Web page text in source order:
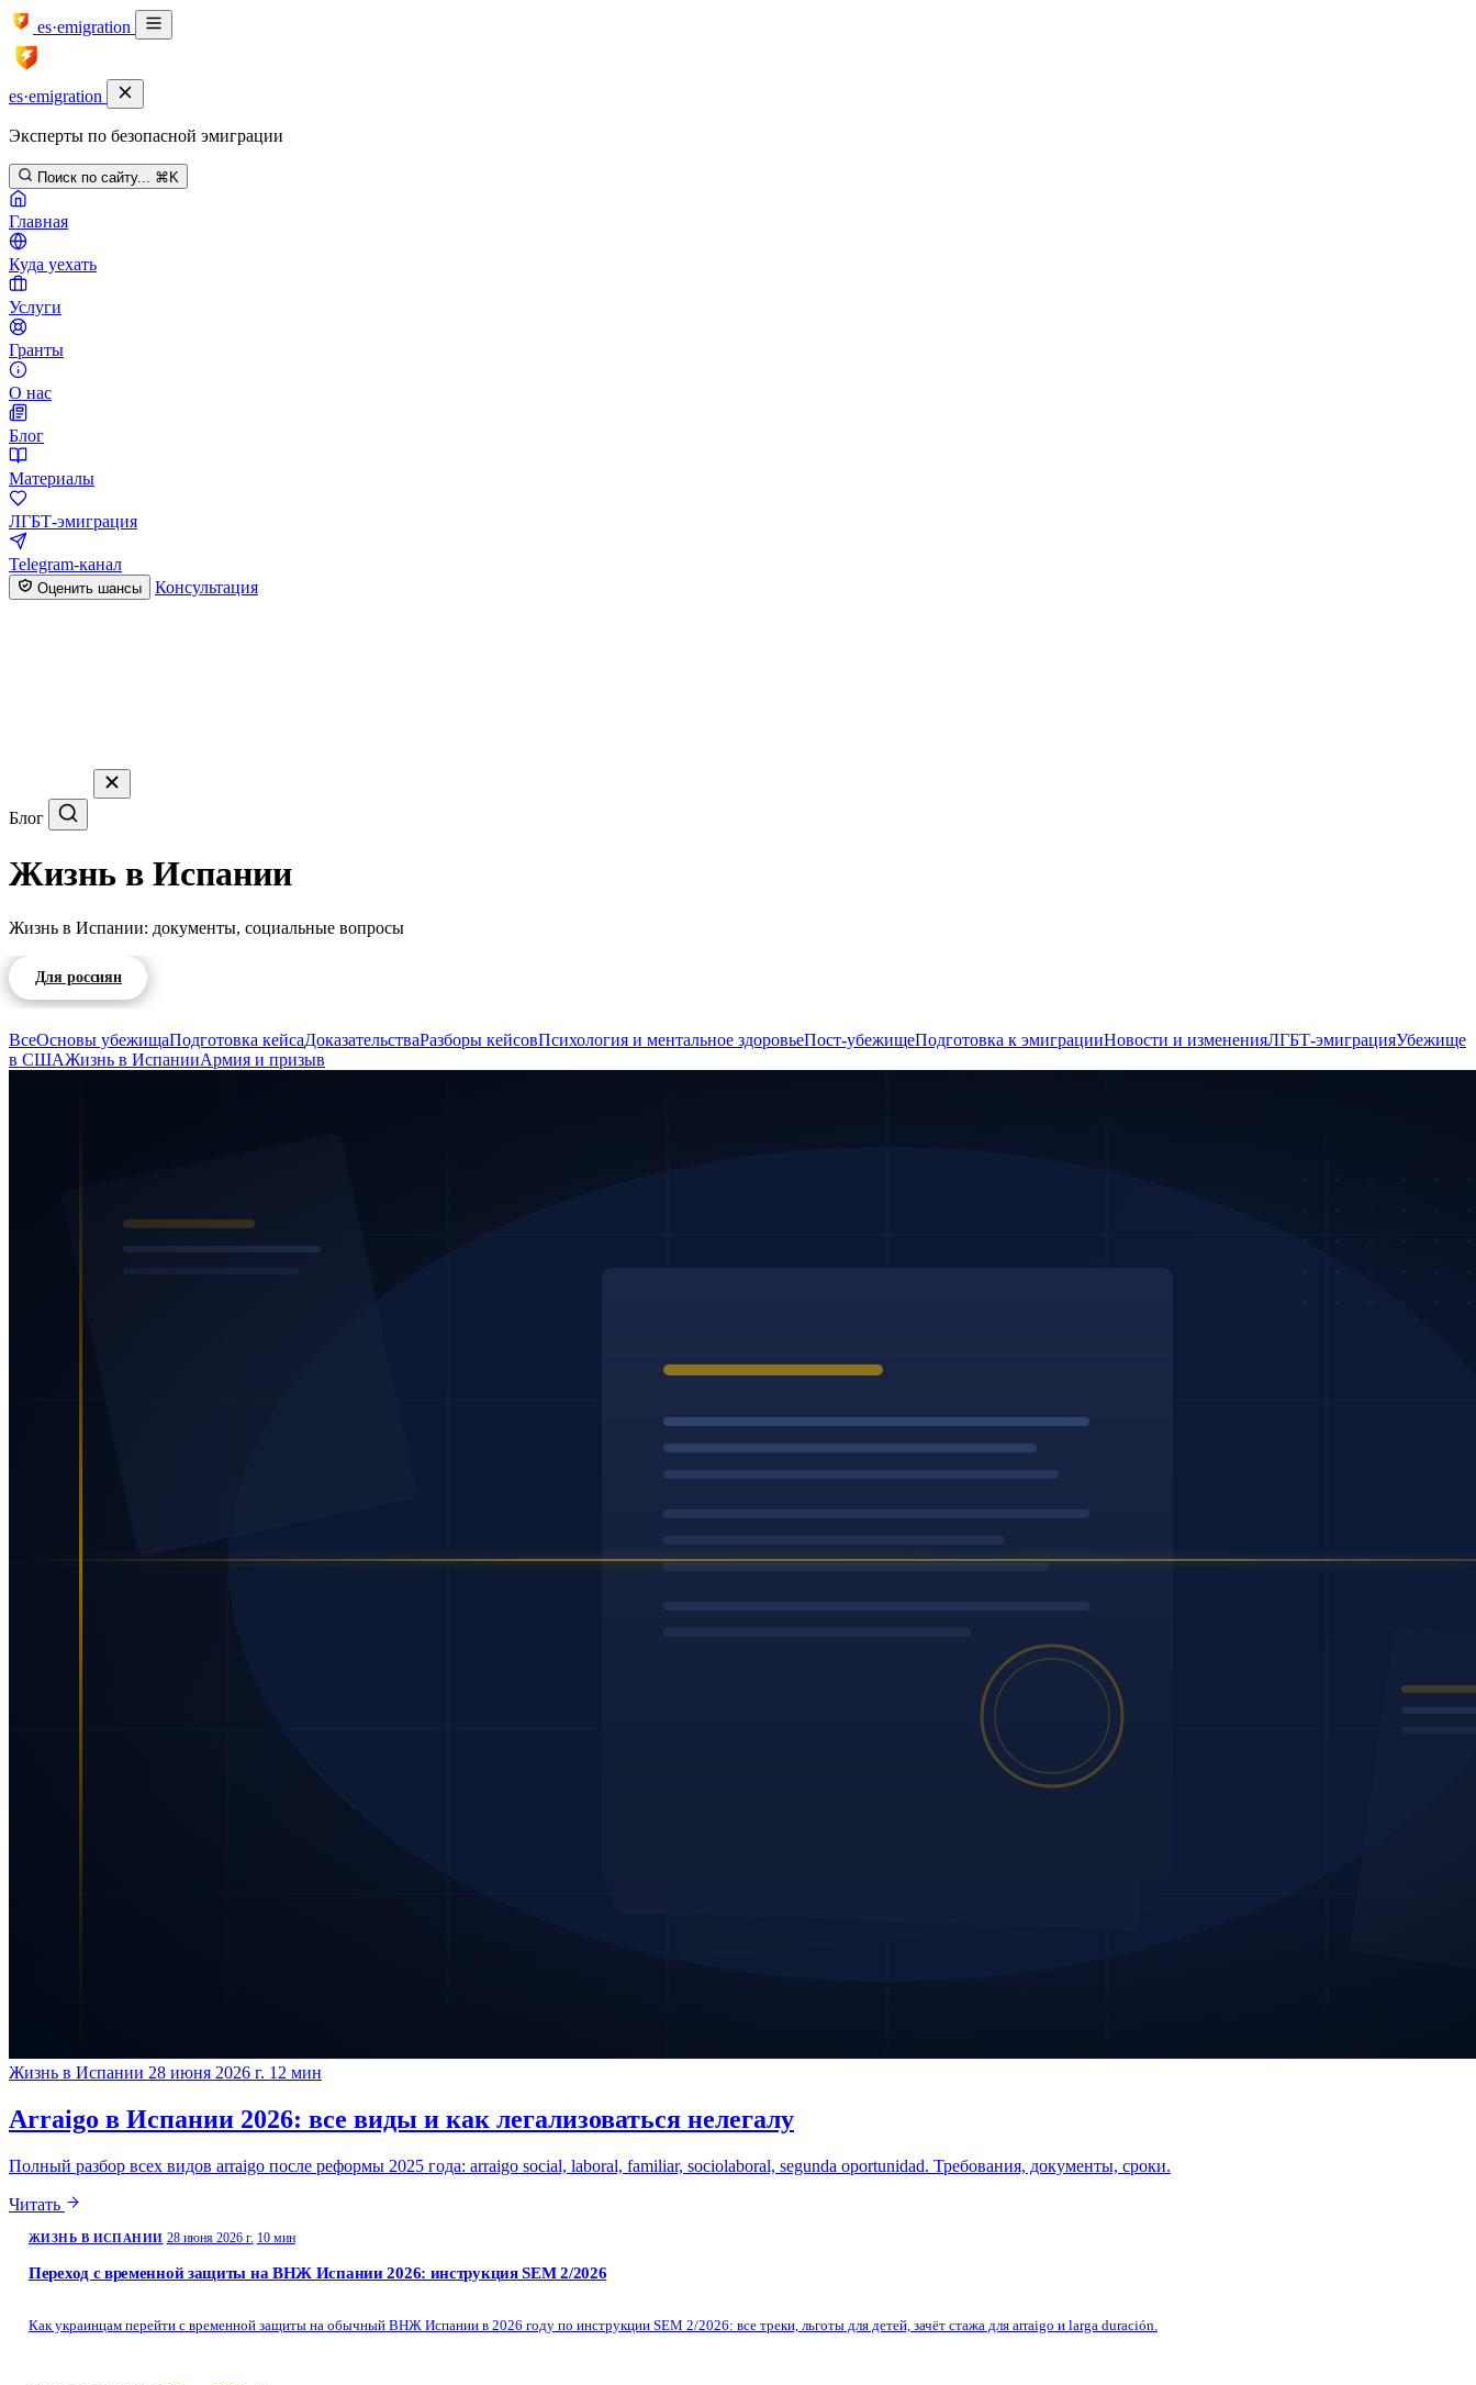
es·emigration
es·emigration
Эксперты по безопасной эмиграции
Поиск по сайту... ⌘K
Главная
Куда уехать
Услуги
Гранты
О нас
Блог
Материалы
ЛГБТ-эмиграция
Telegram-канал
Оценить шансы Консультация
Блог
Жизнь в Испании
Жизнь в Испании: документы, социальные вопросы
Для россиян
ВсеОсновы убежищаПодготовка кейсаДоказательстваРазборы кейсовПсихология и ментальное здоровьеПост-убежищеПодготовка к эмиграцииНовости и измененияЛГБТ-эмиграцияУбежище
в СШАЖизнь в ИспанииАрмия и призыв
Жизнь в Испании 28 июня 2026 г. 12 мин
Arraigo в Испании 2026: все виды и как легализоваться нелегалу
Полный разбор всех видов arraigo после реформы 2025 года: arraigo social, laboral, familiar, sociolaboral, segunda oportunidad. Требования, документы, сроки.
Читать
ЖИЗНЬ В ИСПАНИИ 28 июня 2026 г. 10 мин
Переход с временной защиты на ВНЖ Испании 2026: инструкция SEM 2/2026
Как украинцам перейти с временной защиты на обычный ВНЖ Испании в 2026 году по инструкции SEM 2/2026: все треки, льготы для детей, зачёт стажа для arraigo и larga duración.